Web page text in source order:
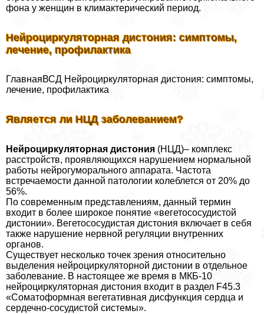
фона у женщин в климактерический период.
Нейроциркуляторная дистония: симптомы,
лечение, профилактика
ГлавнаяВСД Нейроциркуляторная дистония: симптомы,
лечение, профилактика
Является ли НЦД заболеванием?
Нейроциркуляторная дистония (НЦД)– комплекс
расстройств, проявляющихся нарушением нормальной
работы нейрогумopaльного аппарата. Частота
встречаемости данной патологии колeблется от 20% до
56%.
По современным представлениям, данный термин
входит в более широкое понятие «вегетососудистой
дистонии». Вегетососудистая дистония включает в себя
также нарушение нервной регуляции внутренних
органов.
Существует несколько точек зрения относительно
выделения нейроциркуляторной дистонии в отдельное
заболевание. В настоящее же время в МКБ-10
нейроциркуляторная дистония входит в раздел F45.3
«Соматоформная вегетативная дисфункция сердца и
сердечно-сосудистой системы».